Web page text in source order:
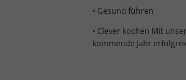
• Gesund führen
• Clever kochen Mit
kommende Jahr